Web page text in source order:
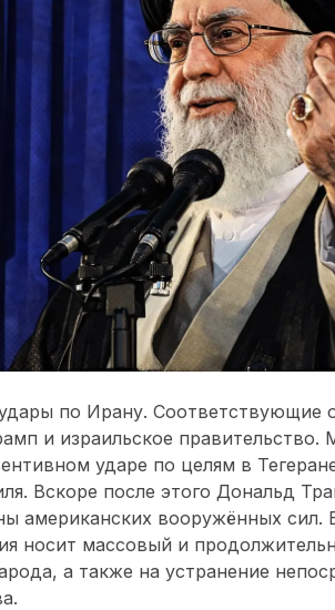
по Ирану. Соответствующие
и израильское правительство.
ударе по целям в
Вскоре после этого Дональд
американских вооружённых сил.
носит массовый и
а также на устранение